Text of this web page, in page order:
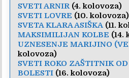
SVETI ARNIR(4. kolovoza)
SVETI LOVRE (10. kolovoza)
SVETA KLARA ASIŠKA (11.
MAKSIMILIJAN KOLBE (14.
UZNESENJE MARIJINO
kolovoza)
SVETI ROKO ZAŠTITNIK
BOLESTI (16. kolovoza)